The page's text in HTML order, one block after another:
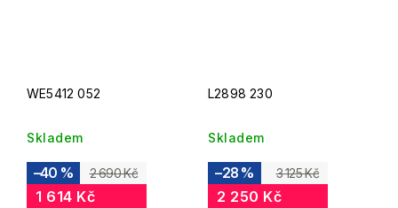
WE5412 052
Skladem
2 690 Kč
–40 %
1 614 Kč
L2898 230
Skladem
3 125 Kč
–28 %
2 250 Kč